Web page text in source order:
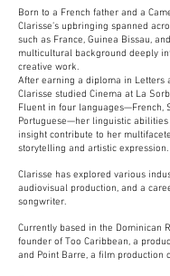
Born to a French father and a
Clarisse’s upbringing spanned
such as France, Guinea Bissau,
multicultural background deeply
creative work.
After earning a diploma in Letters
Clarisse studied Cinema at La
Fluent in four languages—French,
Portuguese—her linguistic
insight contribute to her
storytelling and artistic expression.
Clarisse has explored various
audiovisual production, and a
songwriter.
Currently based in the Dominican
founder of Too Caribbean, a
and Point Barre, a film production